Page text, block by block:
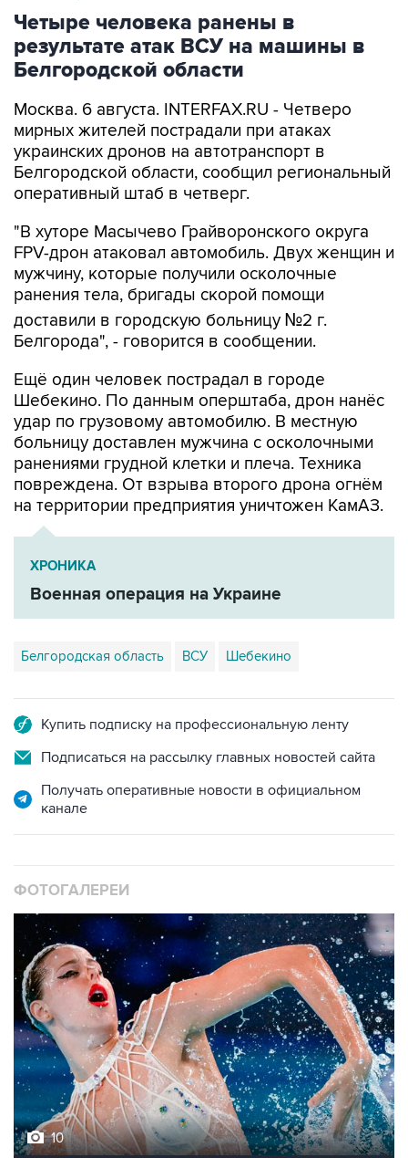
Четыре человека ранены в
результате атак ВСУ на машины в
Белгородской области
Москва. 6 августа. INTERFAX.RU - Четверо
мирных жителей пострадали при атаках
украинских дронов на автотранспорт в
Белгородской области, сообщил региональный
оперативный штаб в четверг.
"В хуторе Масычево Грайворонского округа
FPV-дрон атаковал автомобиль. Двух женщин и
мужчину, которые получили осколочные
ранения тела, бригады скорой помощи
доставили в городскую больницу №2 г.
Белгорода", - говорится в сообщении.
Ещё один человек пострадал в городе
Шебекино. По данным оперштаба, дрон нанёс
удар по грузовому автомобилю. В местную
больницу доставлен мужчина с осколочными
ранениями грудной клетки и плеча. Техника
повреждена. От взрыва второго дрона огнём
на территории предприятия уничтожен КамАЗ.
ХРОНИКА
Военная операция на Украине
Белгородская область ВСУ Шебекино
Купить подписку на профессиональную ленту
Подписаться на рассылку главных новостей сайта
Получать оперативные новости в официальном
канале
ФОТОГАЛЕРЕИ
10